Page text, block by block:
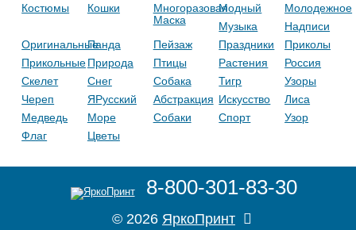
Костюмы
Кошки
Многоразовая
Маска
Модный
Молодежное
Музыка
Надписи
ОригинальныеПанда Пейзаж Праздники
Приколы
ПрикольныеПрирода Птицы Растения
Россия
Скелет
Снег Собака Тигр
Узоры
Череп
ЯРусский Абстракция Искусство
Лиса
Медведь
Море Собаки Спорт
Узор
Флаг
Цветы
8-800-301-83-30
© 2026 ЯркоПринт